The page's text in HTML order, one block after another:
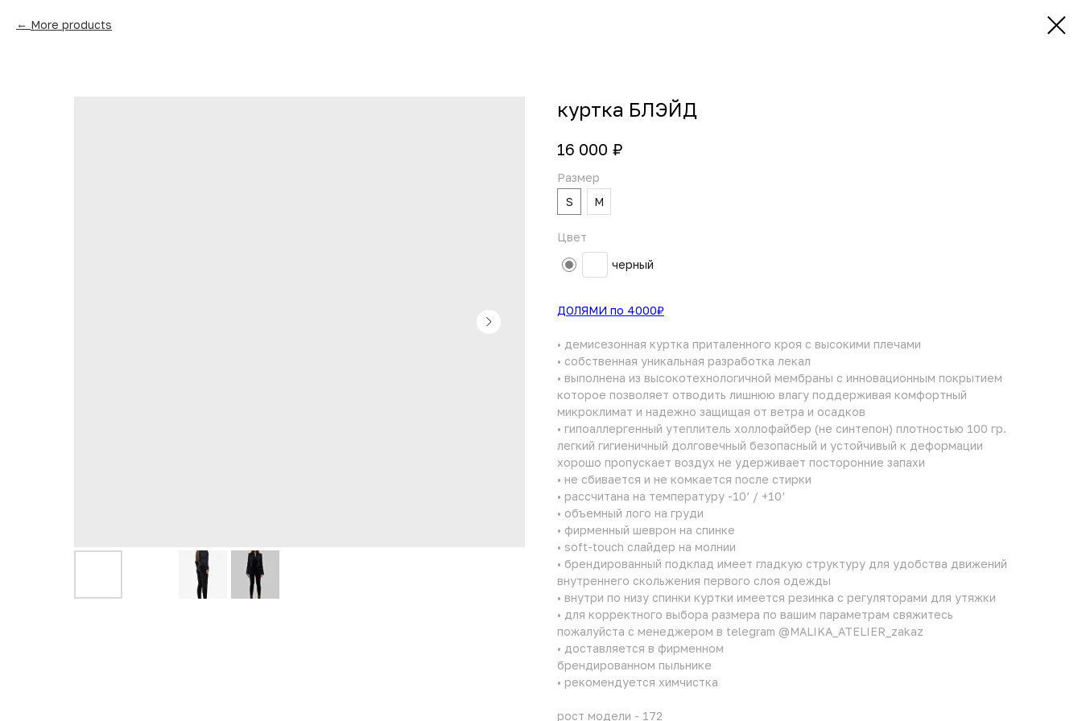
More products
куртка БЛЭЙД
16 000 ₽
Размер
S
M
Цвет
черный
ДОЛЯМИ по 4000₽
• демисезонная куртка приталенного кроя с высокими плечами
• собственная уникальная разработка лекал
• выполнена из высокотехнологичной мембраны с инновационным покрытием
которое позволяет отводить лишнюю влагу поддерживая комфортный
микроклимат и надежно защищая от ветра и осадков
• гипоаллергенный утеплитель холлофайбер (не синтепон) плотностью 100 гр.
легкий гигиеничный долговечный безопасный и устойчивый к деформации
хорошо пропускает воздух не удерживает посторонние запахи
• не сбивается и не комкается после стирки
• рассчитана на температуру -10’ / +10’
• объемный лого на груди
• фирменный шеврон на спинке
• soft-touch слайдер на молнии
• брендированный подклад имеет гладкую структуру для удобства движений
внутреннего скольжения первого слоя одежды
• внутри по низу спинки куртки имеется резинка с регуляторами для утяжки
• для корректного выбора размера по вашим параметрам свяжитесь
пожалуйста с менеджером в telegram @MALIKA_ATELIER_zakaz
• доставляется в фирменном
брендированном пыльнике
• рекомендуется химчистка
рост модели - 172